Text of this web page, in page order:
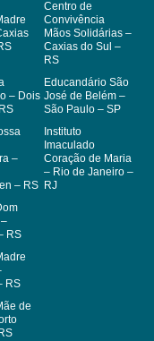
– Dois
–
– RS
RS
RS
de
Centro de
Convivência
Mãos Solidárias –
Caxias do Sul –
RS
Educandário São
José de Belém –
São Paulo – SP
Instituto
Imaculado
Coração de Maria
– Rio de Janeiro –
RJ